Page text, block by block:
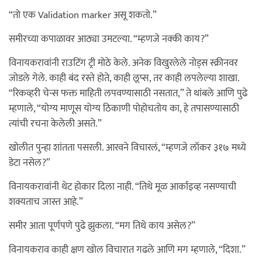
“तो एक Validation marker असू शकतो.”
समीरच्या कपाळावर आठ्या उमटल्या. “म्हणजे नक्की काय?”
विनायकरावांनी राउटिंग ट्री मोठे केले. अनेक विखुरलेले नोड्स स्क्रीनवर
जोडले गेले. काही बंद रस्ते होते, काही लूप्स, तर काही लपलेल्या शाखा.
“रिकव्हरी चेन्स फक्त माहिती लपवण्यासाठी नसतात,” ते थांबले आणि पुढे
म्हणाले, “योग्य माणूस योग्य ठिकाणी पोहोचतोय का, हे तपासण्यासाठी
त्यांची रचना केलेली असते.”
खोलीत पुन्हा शांतता पसरली. आरवने विचारलं, “म्हणजे लॉकर ३१७ मध्ये
डेटा नसेल?”
विनायकरावांनी थेट होकार दिला नाही. “तिथे मूळ आर्काइव्ह नसण्याची
शक्यताच जास्त आहे.”
समीर आता पूर्णपणे पुढे झुकला. “मग तिथे काय असेल?”
विनायकराव काही क्षण खोल विचारात गढले आणि मग म्हणाले, “दिशा.”